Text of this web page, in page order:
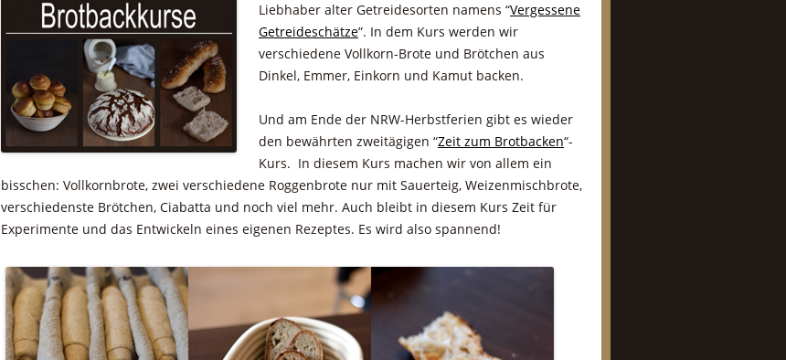
Liebhaber alter Getreidesorten namens “Vergessene
Getreideschätze”. In dem Kurs werden wir
verschiedene Vollkorn-Brote und Brötchen aus
Dinkel, Emmer, Einkorn und Kamut backen.
Und am Ende der NRW-Herbstferien gibt es wieder
den bewährten zweitägigen “Zeit zum Brotbacken“-
Kurs. In diesem Kurs machen wir von allem ein
bisschen: Vollkornbrote, zwei verschiedene Roggenbrote nur mit Sauerteig, Weizenmischbrote,
verschiedenste Brötchen, Ciabatta und noch viel mehr. Auch bleibt in diesem Kurs Zeit für
Experimente und das Entwickeln eines eigenen Rezeptes. Es wird also spannend!